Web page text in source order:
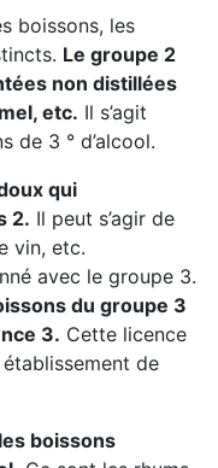
boissons, les
Le groupe 2
non distillées
etc. Il s’agit
de 3 ° d’alcool.
qui
2. Il peut s’agir de
vin, etc.
avec le groupe 3.
du groupe 3
3. Cette licence
de
boissons